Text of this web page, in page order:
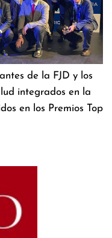
de la FJD y los
integrados en la
en los Premios Top